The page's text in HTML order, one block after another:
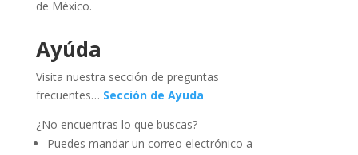
de México.
Ayúda
Visita nuestra sección de preguntas
frecuentes… Sección de Ayuda
¿No encuentras lo que buscas?
Puedes mandar un correo electrónico a